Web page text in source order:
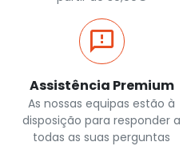
Assistência Premium
As nossas equipas estão à
disposição para responder a
todas as suas perguntas